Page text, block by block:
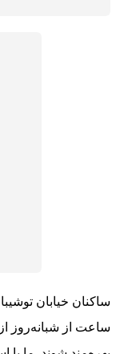
ساکنان خیابان
ساعت از شبانه‌روز